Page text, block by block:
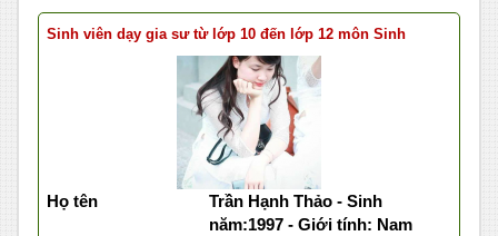
Sinh viên dạy gia sư từ lớp 10 đến lớp 12 môn Sinh
Họ tên
Trần Hạnh Thảo - Sinh
năm:1997 - Giới tính: Nam